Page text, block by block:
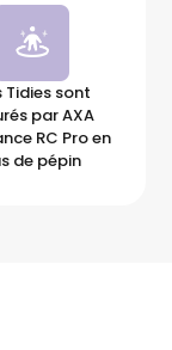
Tidies sont
par AXA
RC Pro en
de pépin